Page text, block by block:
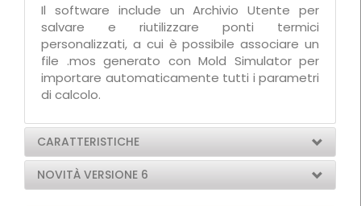
Il software include un Archivio Utente per
salvare e riutilizzare ponti termici
personalizzati, a cui è possibile associare un
file .mos generato con Mold Simulator per
importare automaticamente tutti i parametri
di calcolo.
CARATTERISTICHE
NOVITÀ VERSIONE 6